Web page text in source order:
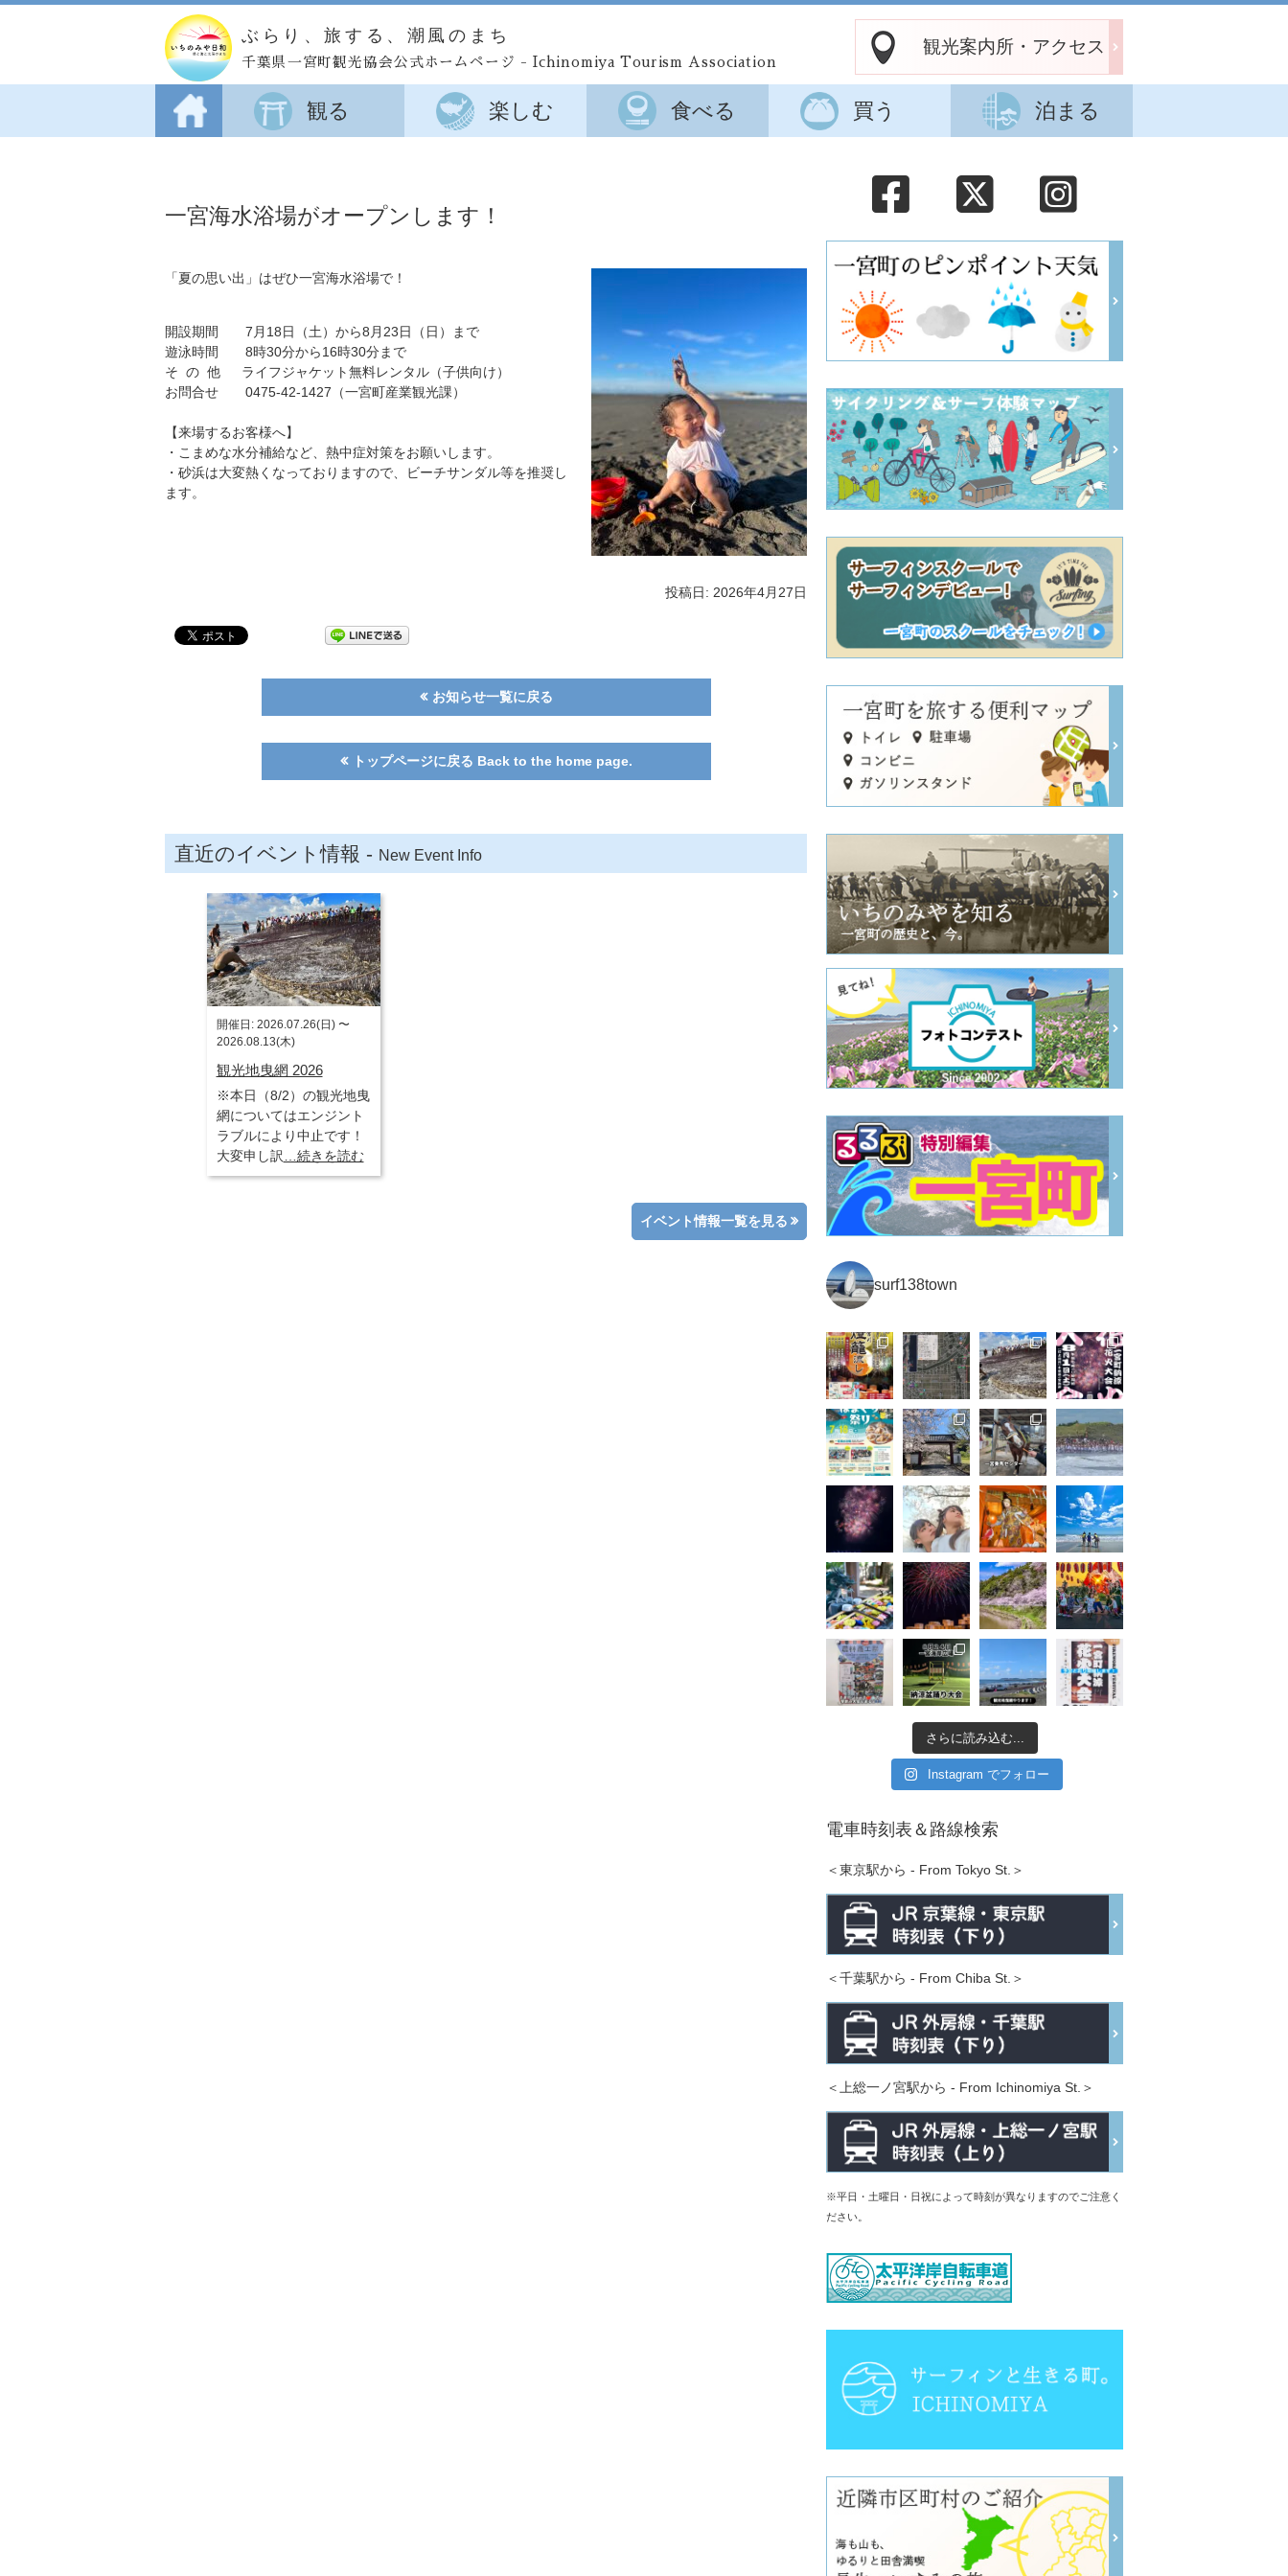
ぶらり、旅する、 潮風のまち
千葉県一宮町観光協会公式ホームページ - Ichinomiya Tourism Association
観光案内所・アクセス
観る 楽しむ 食べる 買う 泊まる
一宮海水浴場がオープンします！
「夏の思い出」はぜひ一宮海水浴場で！
開設期間 7月18日（土）から8月23日（日）まで
遊泳時間 8時30分から16時30分まで
そ の 他 ライフジャケット無料レンタル（子供向け）
お問合せ 0475-42-1427（一宮町産業観光課）
【来場するお客様へ】
・こまめな水分補給など、熱中症対策をお願いします。
・砂浜は大変熱くなっておりますので、ビーチサンダル等を推奨し
ます。
投稿日: 2026年4月27日
お知らせ一覧に戻る
トップページに戻る Back to the home page.
直近のイベント情報 - New Event Info
開催日: 2026.07.26(日) 〜
2026.08.13(木)
観光地曳網 2026
※本日（8/2）の観光地曳
網についてはエンジント
ラブルにより中止です！
大変申し訳…続きを読む
イベント情報一覧を見る
surf138town
さらに読み込む...
Instagram でフォロー
電車時刻表＆路線検索
＜東京駅から - From Tokyo St.＞
＜千葉駅から - From Chiba St.＞
＜上総一ノ宮駅から - From Ichinomiya St.＞
※平日・土曜日・日祝によって時刻が異なりますのでご注意く
ださい。